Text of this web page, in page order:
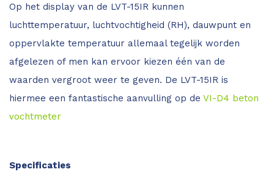
Op het display van de LVT-15IR kunnen
luchttemperatuur, luchtvochtigheid (RH), dauwpunt en
oppervlakte temperatuur allemaal tegelijk worden
afgelezen of men kan ervoor kiezen één van de
waarden vergroot weer te geven. De LVT-15IR is
hiermee een fantastische aanvulling op de VI-D4 beton
vochtmeter
Specificaties